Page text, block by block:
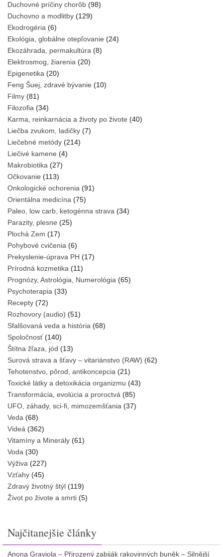
Duchovné príčiny chorôb (98)
Duchovno a modlitby (129)
Ekodrogéria (6)
Ekológia, globálne otepľovanie (24)
Ekozáhrada, permakultúra (8)
Elektrosmog, žiarenia (20)
Epigenetika (20)
Feng Šuej, zdravé bývanie (10)
Filmy (81)
Filozofia (34)
Karma, reinkarnácia a životy po živote (40)
Liečba zvukom, ladičky (7)
Liečebné metódy (214)
Liečivé kamene (4)
Makrobiotika (27)
Očkovanie (113)
Onkologické ochorenia (91)
Orientálna medicína (75)
Paleo, low carb, ketogénna strava (34)
Parazity, plesne (25)
Plochá Zem (17)
Pohybové cvičenia (6)
Prekyslenie-úprava PH (17)
Prírodná kozmetika (11)
Prognózy, Astrológia, Numerológia (65)
Psychoterapia (33)
Recepty (72)
Rozhovory (audio) (51)
Sfalšovaná veda a história (68)
Spoločnosť(140)
Štítna žľaza, jód (13)
Surová strava a šťavy – vitariánstvo (RAW) (62)
Tehotenstvo, pôrod, antikoncepcia (21)
Toxické látky a detoxikácia organizmu (43)
Transformácia, evolúcia a proroctvá (85)
UFO, záhady, sci-fi, mimozemšťania (37)
Veda (68)
Videá (362)
Vitamíny a Minerály (61)
Voda (30)
Výživa (227)
Vzťahy (45)
Zdravý životný štýl (119)
Život po živote a smrti (5)
Najčitanejšie články
Anona Graviola – Přirozený zabiják rakovinných buněk – Silnější